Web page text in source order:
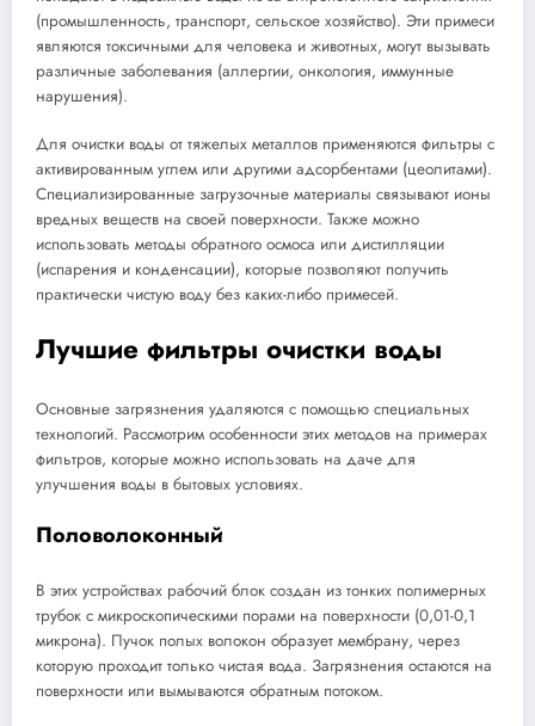
(промышленность, транспорт, сельское хозяйство). Эти примеси
являются токсичными для человека и животных, могут вызывать
различные заболевания (аллергии, онкология, иммунные
нарушения).
Для очистки воды от тяжелых металлов применяются фильтры с
активированным углем или другими адсорбентами (цеолитами).
Специализированные загрузочные материалы связывают ионы
вредных веществ на своей поверхности. Также можно
использовать методы обратного осмоса или дистилляции
(испарения и конденсации), которые позволяют получить
практически чистую воду без каких-либо примесей.
Лучшие фильтры очистки воды
Основные загрязнения удаляются с помощью специальных
технологий. Рассмотрим особенности этих методов на примерах
фильтров, которые можно использовать на даче для
улучшения воды в бытовых условиях.
Половолоконный
В этих устройствах рабочий блок создан из тонких полимерных
трубок с микроскопическими порами на поверхности (0,01-0,1
микрона). Пучок полых волокон образует мембрану, через
которую проходит только чистая вода. Загрязнения остаются на
поверхности или вымываются обратным потоком.